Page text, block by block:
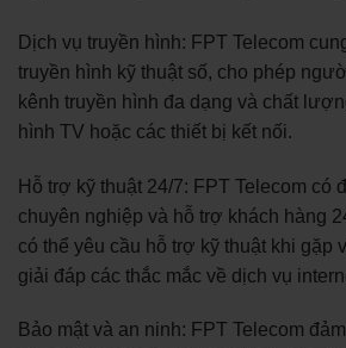
Dịch vụ truyền hình: FPT Telecom
truyền hình kỹ thuật số, cho phép
kênh truyền hình đa dạng và chất
hình TV hoặc các thiết bị kết nối.
Hỗ trợ kỹ thuật 24/7: FPT Telecom có
chuyên nghiệp và hỗ trợ khách hàng
có thể yêu cầu hỗ trợ kỹ thuật khi gặp
giải đáp các thắc mắc về dịch vụ
Bảo mật và an ninh: FPT Telecom